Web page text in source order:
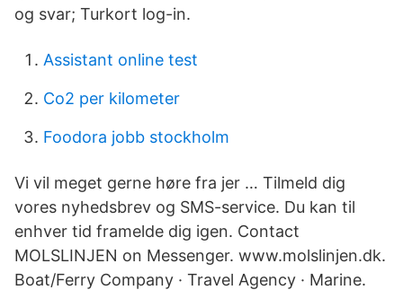
og svar; Turkort log-in.
Assistant online test
Co2 per kilometer
Foodora jobb stockholm
Vi vil meget gerne høre fra jer … Tilmeld dig
vores nyhedsbrev og SMS-service. Du kan til
enhver tid framelde dig igen. Contact
MOLSLINJEN on Messenger. www.molslinjen.dk.
Boat/Ferry Company · Travel Agency · Marine.